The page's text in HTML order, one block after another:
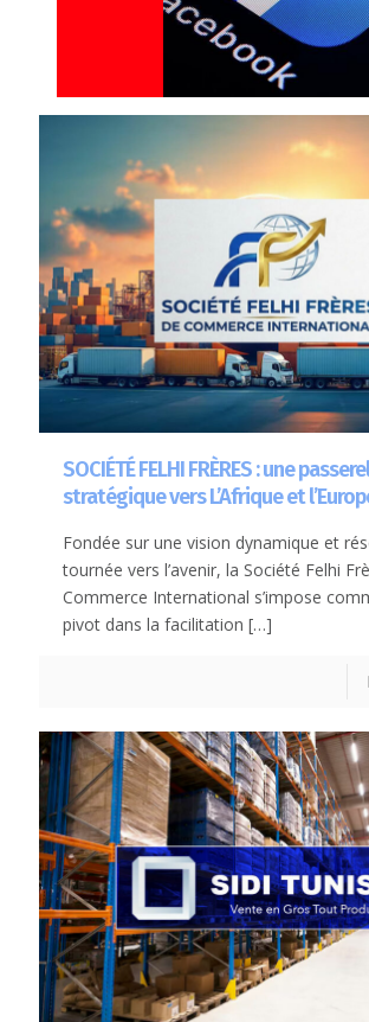
SOCIÉTÉ FELHI FRÈRES : une
stratégique vers L’Afrique et
Fondée sur une vision dynamique et
tournée vers l’avenir, la Société Felhi
Commerce International s’impose
pivot dans la facilitation […]